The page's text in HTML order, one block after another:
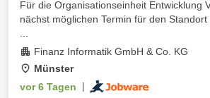
Für die Organisationseinheit Entwicklung
nächst möglichen Termin für den
Finanz Informatik GmbH & Co. KG
Münster
vor 6 Tagen